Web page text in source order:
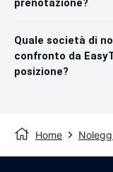
prenotazione?
Quale società di
confronto da
posizione?
Home